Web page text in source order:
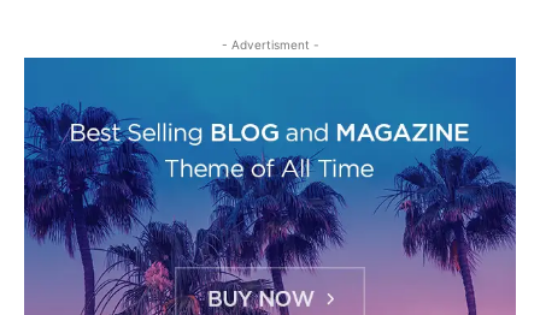
- Advertisment -